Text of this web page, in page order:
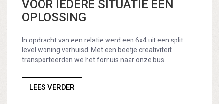
VOOR IEDERE SITUATIE EEN
OPLOSSING
In opdracht van een relatie werd een 6x4 uit een split
level woning verhuisd. Met een beetje creativiteit
transporteerden we het fornuis naar onze bus.
LEES VERDER